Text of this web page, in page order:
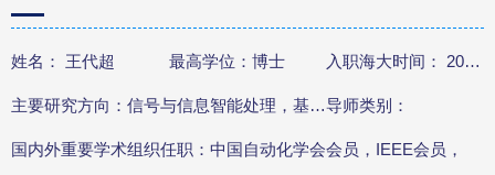
姓名： 王代超 最高学位：博士 入职海大时间： 2026年4月1日
主要研究方向：信号与信息智能处理，基于深度学习的智能故障诊断导师类别：
国内外重要学术组织任职：中国自动化学会会员，IEEE会员，